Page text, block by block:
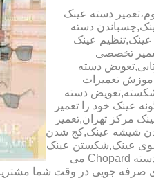
دسته عینک
دسته
عینک
تخصصی
دسته
تعمیرات
شکسته,تعویض دسته
عینک خود را تعمیر
مرکز تهران,تعمیر
شیشه عینک,کج شدن
عینک,شکستن عینک
فلزی,تعمیر عینک بچه گانه,دسته Rey Ban,دسته AO,دسته Police,دسته Chopard می
صرفه جویی در وقت شما